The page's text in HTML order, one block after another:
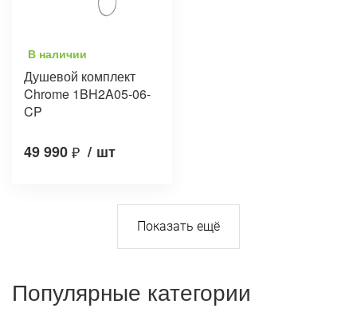
В наличии
Душевой комплект
Chrome 1BH2A05-06-
CP
49 990₽ / шт
Популярные категории